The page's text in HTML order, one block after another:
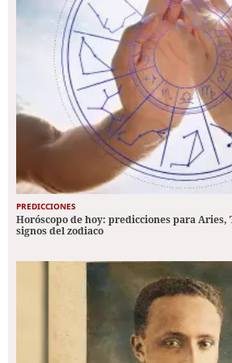
PREDICCIONES
Horóscopo de hoy: predicciones para Aries,
signos del zodiaco